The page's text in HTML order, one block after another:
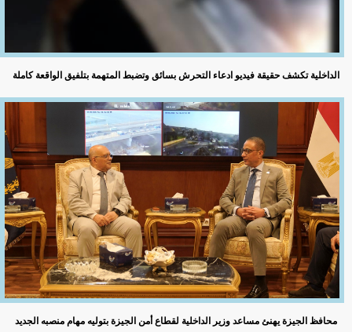
الداخلية تكشف حقيقة فيديو ادعاء التحرش بسائق وتضبط المتهمة بتلفيق الواقعة كاملة
محافظ الجيزة يهنئ مساعد وزير الداخلية لقطاع أمن الجيزة بتوليه مهام منصبه الجديد